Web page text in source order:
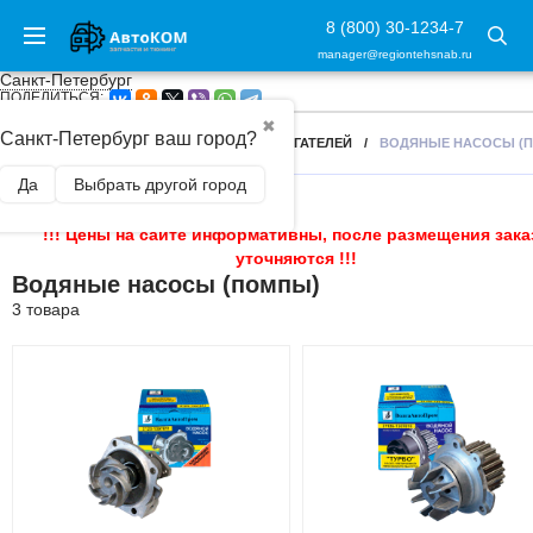
8 (800) 30-1234-7
manager@regiontehsnab.ru
Санкт-Петербург
✖
Санкт-Петербург ваш город?
Да Выбрать другой город
ПОДЕЛИТЬСЯ:
ГЛАВНАЯ / КОМПЛЕКТУЮЩИЕ ДЛЯ ДВИГАТЕЛЕЙ / ВОДЯНЫЕ НАСОСЫ
!!! Цены на сайте информативны, после размещения
уточняются !!!
Водяные насосы (помпы)
3 товара